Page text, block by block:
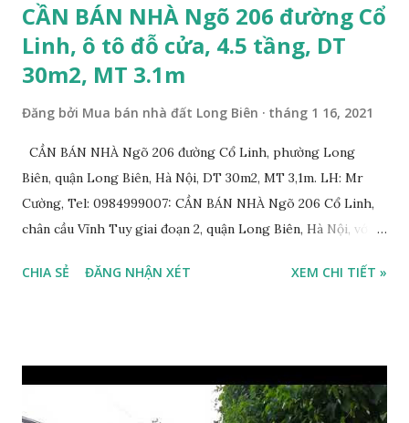
CẦN BÁN NHÀ Ngõ 206 đường Cổ
Linh, ô tô đỗ cửa, 4.5 tầng, DT
30m2, MT 3.1m
Đăng bởi Mua bán nhà đất Long Biên tháng 1 16, 2021
CẦN BÁN NHÀ Ngõ 206 đường Cổ Linh, phường Long
Biên, quận Long Biên, Hà Nội, DT 30m2, MT 3,1m. LH: Mr
Cường, Tel: 0984999007: CẦN BÁN NHÀ Ngõ 206 Cổ Linh,
chân cầu Vĩnh Tuy giai đoạn 2, quận Long Biên, Hà Nội, với
Cổ Linh, ngõ trước nhà rộng 5m, ô tô để trước nhà được; *
lý: sổ đỏ chính chủ; * Giá bán: 3,1 tỷ, có thương lượng với
khách thiện chí mua nhanh trước Tết Âm lịch; Thông tin
CHIA SẺ ĐĂNG NHẬN XÉT XEM CHI TIẾT »